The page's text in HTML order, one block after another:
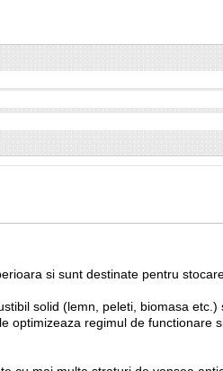
si sunt destinate pentru
solid (lemn, peleti, biomasa
regimul de functionare